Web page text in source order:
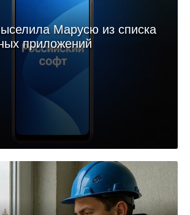
Марусю из списка
приложений